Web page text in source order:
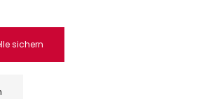
sichern